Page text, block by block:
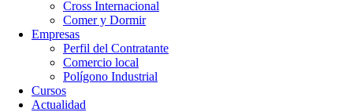
Cross Internacional
Comer y Dormir
Empresas
Perfil del Contratante
Comercio local
Polígono Industrial
Cursos
Actualidad